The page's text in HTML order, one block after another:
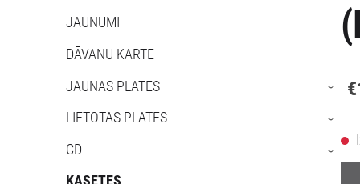
JAUNUMI
DĀVANU KARTE
JAUNAS PLATES
›
LIETOTAS PLATES ›
CD ›